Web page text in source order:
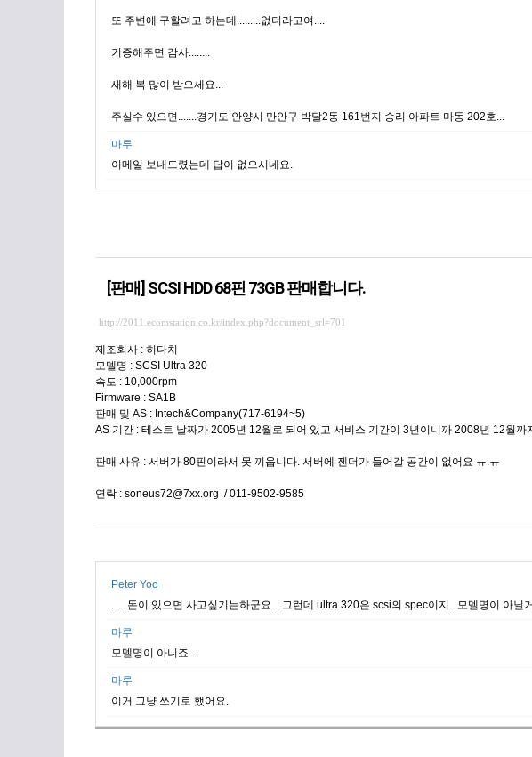
또 주변에 구할려고 하는데.........없더라고여....
기증해주면 감사........
새해 복 많이 받으세요...
주실수 있으면.......경기도 안양시 만안구 박달2동 161번지 승리 아파트 마동 202호...
마루
이메일 보내드렸는데 답이 없으시네요.
[판매] SCSI HDD 68핀 73GB 판매합니다.
http://2011.ecomstation.co.kr/index.php?document_srl=701
제조회사 : 히다치
모델명 : SCSI Ultra 320
속도 : 10,000rpm
Firmware : SA1B
판매 및 AS : Intech&Company(717-6194~5)
AS 기간 : 테스트 날짜가 2005년 12월로 되어 있고 서비스 기간이 3년이니까 2008년 12월까
판매 사유 : 서버가 80핀이라서 못 끼웁니다. 서버에 젠더가 들어갈 공간이 없어요 ㅠ.ㅠ
연락 : soneus72@7xx.org / 011-9502-9585
Peter Yoo
......돈이 있으면 사고싶기는하군요... 그런데 ultra 320은 scsi의 spec이지.. 모델명이 아닐
마루
모델명이 아니죠...
마루
이거 그냥 쓰기로 했어요.